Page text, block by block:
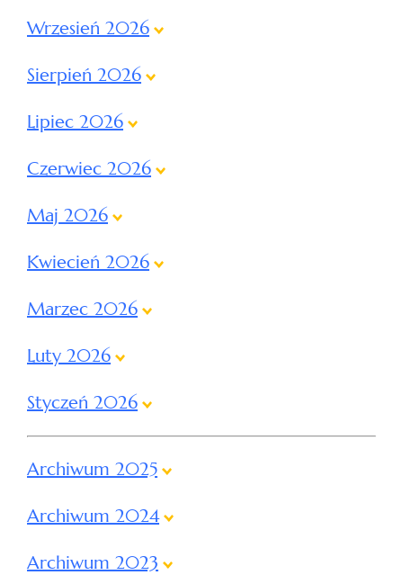
Wrzesień 2026
Sierpień 2026
Lipiec 2026
Czerwiec 2026
Maj 2026
Kwiecień 2026
Marzec 2026
Luty 2026
Styczeń 2026
Archiwum 2025
Archiwum 2024
Archiwum 2023